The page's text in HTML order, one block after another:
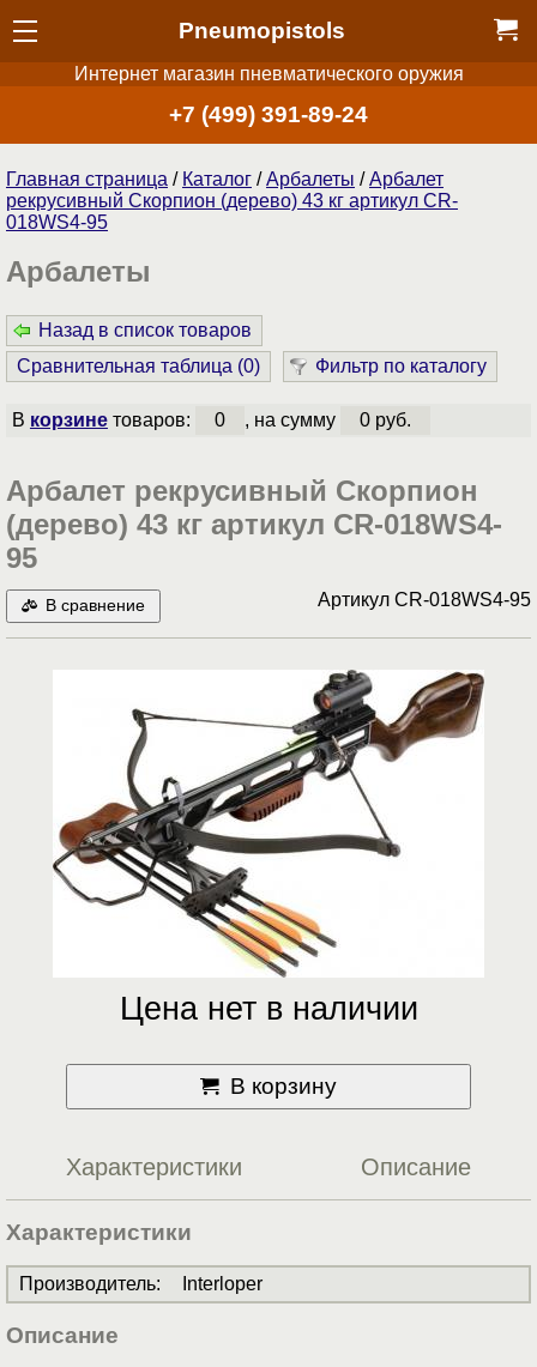
Pneumopistols
Интернет магазин пневматического оружия
+7 (499) 391-89-24
Главная страница / Каталог /Арбалеты /Арбалет
рекрусивный Скорпион (дерево) 43 кг артикул CR-
018WS4-95
Арбалеты
Назад в список товаров
Сравнительная таблица (0) Фильтр по каталогу
В корзинетоваров: 0 , на сумму 0 руб.
Арбалет рекрусивный Скорпион
(дерево) 43 кг артикул CR-018WS4-
95
В сравнение Артикул CR-018WS4-95
Цена нет в наличии
В корзину
Характеристики Описание
Характеристики
Производитель: Interloper
Описание